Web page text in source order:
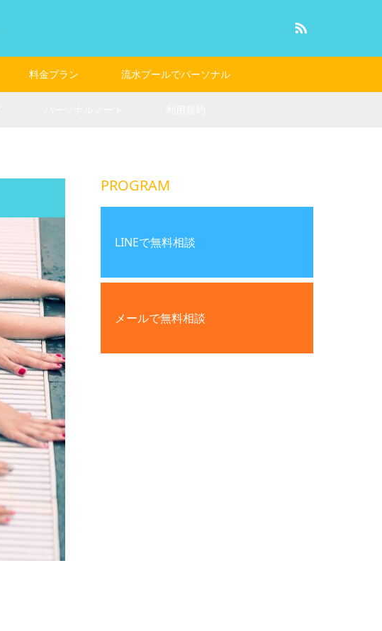
料金プラン 流水プールでパーソナル
PROGRAM
LINEで無料相談
メールで無料相談